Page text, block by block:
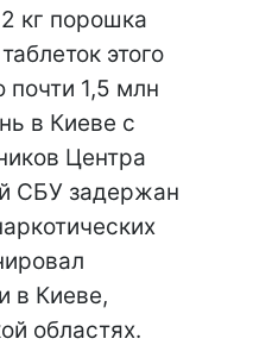
кг порошка
этого
почти 1,5 млн
в Киеве с
Центра
СБУ задержан
в Киеве,
областях.